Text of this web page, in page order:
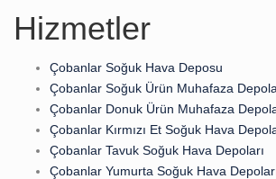
Hizmetler
Çobanlar Soğuk Hava Deposu
Çobanlar Soğuk Ürün Muhafaza
Çobanlar Donuk Ürün Muhafaza
Çobanlar Kırmızı Et Soğuk Hava
Çobanlar Tavuk Soğuk Hava Depoları
Çobanlar Yumurta Soğuk Hava